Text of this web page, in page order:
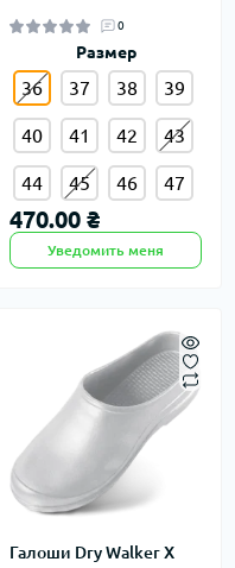
0
Размер
36 37 38 39
40 41 42 43
44 45 46 47
470.00 ₴
Уведомить меня
Галоши Dry Walker X